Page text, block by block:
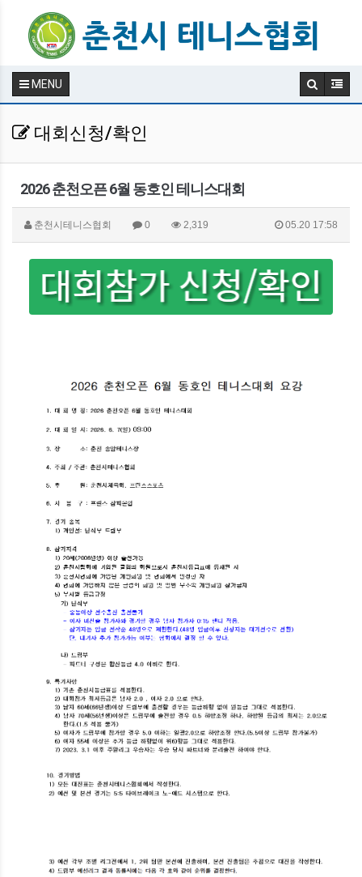
MENU
대회신청/확인
2026 춘천오픈 6월 동호인 테니스대회
춘천시테니스협회 0 2,319 05.20 17:58